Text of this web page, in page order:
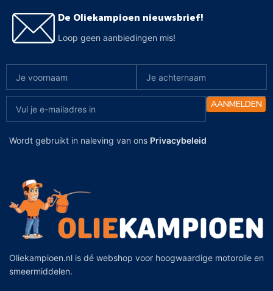
De Oliekampioen nieuwsbrief!
Loop geen aanbiedingen mis!
Wordt gebruikt in naleving van ons Privacybeleid
Oliekampioen.nl is dé webshop voor hoogwaardige motorolie en
smeermiddelen.